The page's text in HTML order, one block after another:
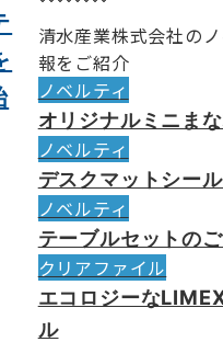
清水産業株式会社の
報をご紹介
ノベルティ
オリジナルミニま
ノベルティ
デスクマットシー
ノベルティ
テーブルセットの
クリアファイル
エコロジーな
ル